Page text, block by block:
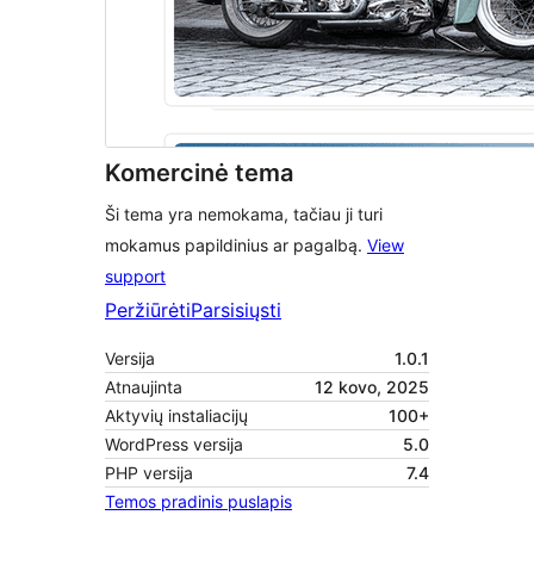
Komercinė tema
Ši tema yra nemokama, tačiau ji turi
mokamus papildinius ar pagalbą. View
support
PeržiūrėtiParsisiųsti
Versija
1.0.1
Atnaujinta
12 kovo, 2025
Aktyvių instaliacijų
100+
WordPress versija
5.0
PHP versija
7.4
Temos pradinis puslapis